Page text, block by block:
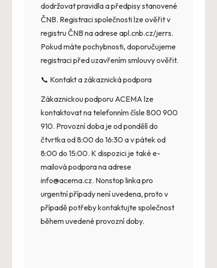
dodržovat pravidla a předpisy stanovené
ČNB. Registraci společnosti lze ověřit v
registru ČNB na adrese apl.cnb.cz/jerrs.
Pokud máte pochybnosti, doporučujeme
registraci před uzavřením smlouvy ověřit.
📞 Kontakt a zákaznická podpora
Zákaznickou podporu ACEMA lze
kontaktovat na telefonním čísle 800 900
910. Provozní doba je od pondělí do
čtvrtka od 8:00 do 16:30 a v pátek od
8:00 do 15:00. K dispozici je také e-
mailová podpora na adrese
info@acema.cz. Nonstop linka pro
urgentní případy není uvedena, proto v
případě potřeby kontaktujte společnost
během uvedené provozní doby.